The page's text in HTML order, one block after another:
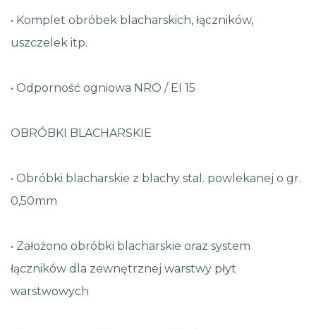
• Komplet obróbek blacharskich, łączników,
uszczelek itp.
• Odporność ogniowa NRO / EI 15
OBRÓBKI BLACHARSKIE
• Obróbki blacharskie z blachy stal. powlekanej o gr.
0,50mm
• Założono obróbki blacharskie oraz system
łączników dla zewnętrznej warstwy płyt
warstwowych